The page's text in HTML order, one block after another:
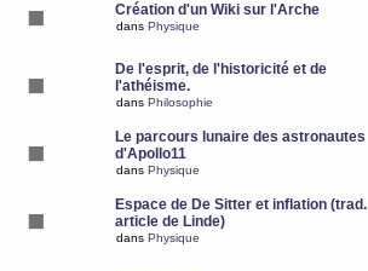
Création d'un Wiki sur l'Arche
dans Physique
De l'esprit, de l'historicité et de
l'athéisme.
dans Philosophie
Le parcours lunaire des astronautes
d'Apollo11
dans Physique
Espace de De Sitter et inflation (trad.
article de Linde)
dans Physique